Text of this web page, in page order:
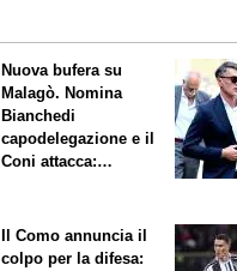
Nuova bufera su
Malagò. Nomina
Bianchedi
capodelegazione e il
Coni attacca:
Il Como annuncia il
colpo per la difesa: